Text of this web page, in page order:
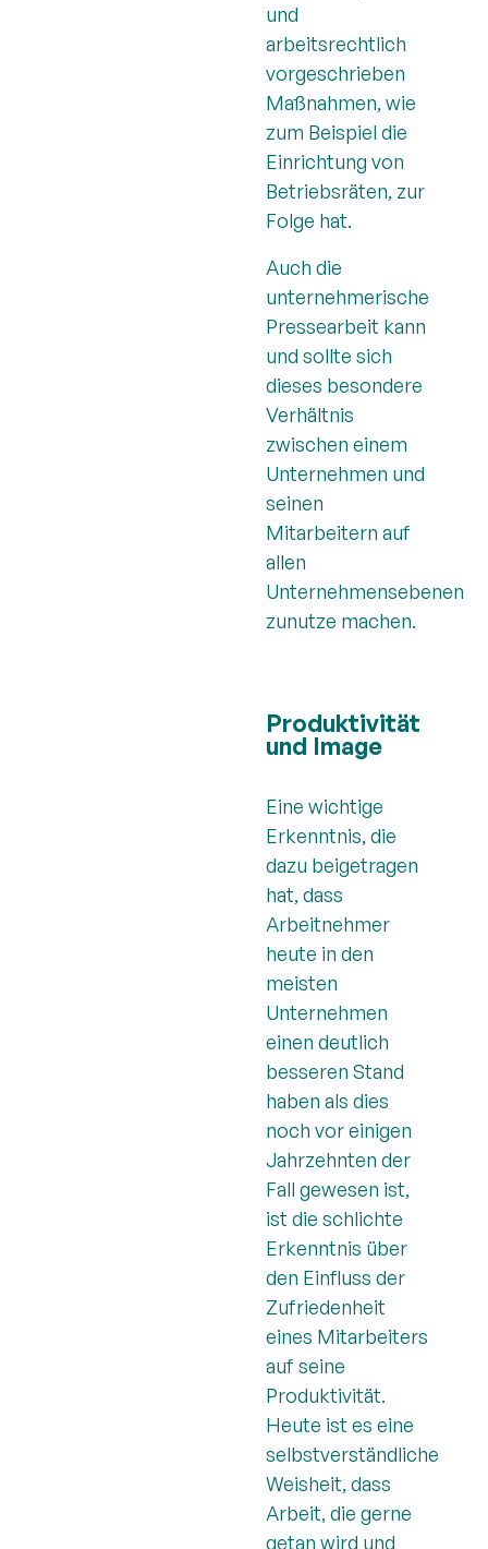
und
arbeitsrechtlich
vorgeschrieben
Maßnahmen, wie
zum Beispiel die
Einrichtung von
Betriebsräten, zur
Folge hat.
Auch die
unternehmerische
Pressearbeit kann
und sollte sich
dieses besondere
Verhältnis
zwischen einem
Unternehmen und
seinen
Mitarbeitern auf
allen
Unternehmensebenen
zunutze machen.
Produktivität
und Image
Eine wichtige
Erkenntnis, die
dazu beigetragen
hat, dass
Arbeitnehmer
heute in den
meisten
Unternehmen
einen deutlich
besseren Stand
haben als dies
noch vor einigen
Jahrzehnten der
Fall gewesen ist,
ist die schlichte
Erkenntnis über
den Einfluss der
Zufriedenheit
eines Mitarbeiters
auf seine
Produktivität.
Heute ist es eine
selbstverständliche
Weisheit, dass
Arbeit, die gerne
getan wird und